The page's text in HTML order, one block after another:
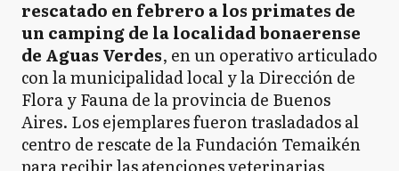
rescatado en febrero a los primates de
un camping de la localidad bonaerense
de Aguas Verdes, en un operativo articulado
con la municipalidad local y la Dirección de
Flora y Fauna de la provincia de Buenos
Aires. Los ejemplares fueron trasladados al
centro de rescate de la Fundación Temaikén
para recibir las atenciones veterinarias